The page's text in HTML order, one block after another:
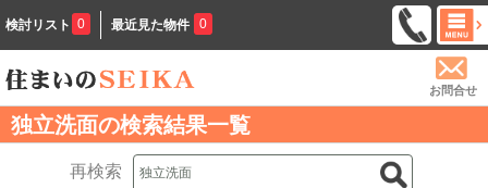
検討リスト 0 最近見た物件 0
お問合せ
独立洗面の検索結果一覧
再検索